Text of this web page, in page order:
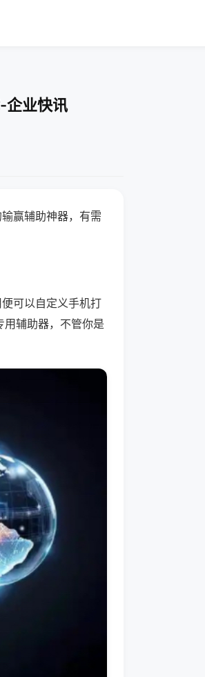
企业快讯
赢辅助神器，有需
可以自定义手机打
辅助器，不管你是